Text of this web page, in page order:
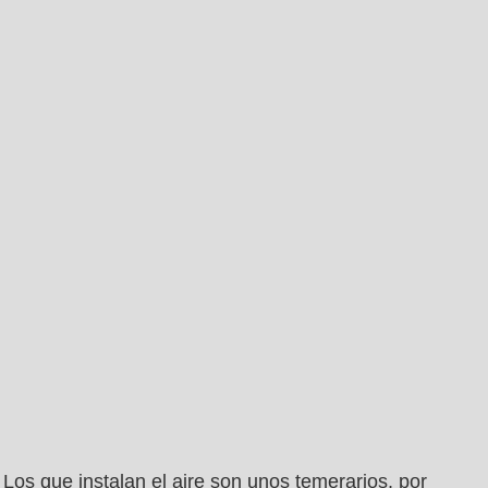
Los que instalan el aire son unos temerarios, por